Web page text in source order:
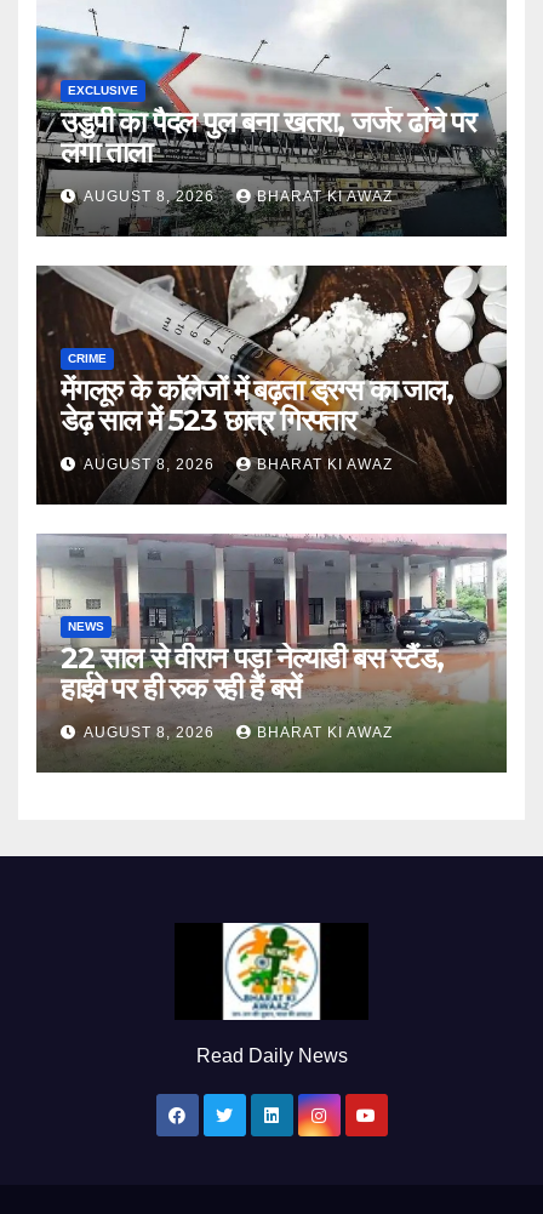
EXCLUSIVE
उडुपी का पैदल पुल बना खतरा, जर्जर ढांचे पर
लगा ताला
AUGUST 8, 2026 BHARAT KI AWAZ
CRIME
मेंगलूरु के कॉलेजों में बढ़ता ड्रग्स का जाल,
डेढ़ साल में 523 छात्र गिरफ्तार
AUGUST 8, 2026 BHARAT KI AWAZ
NEWS
22 साल से वीरान पड़ा नेल्याडी बस स्टैंड,
हाईवे पर ही रुक रही हैं बसें
AUGUST 8, 2026 BHARAT KI AWAZ
Read Daily News